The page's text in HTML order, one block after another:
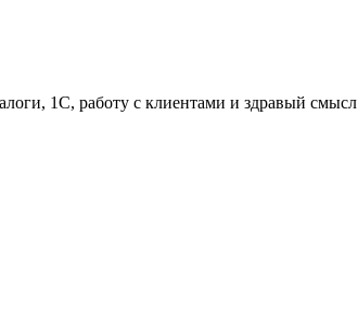
1С, работу с клиентами и здравый смысл